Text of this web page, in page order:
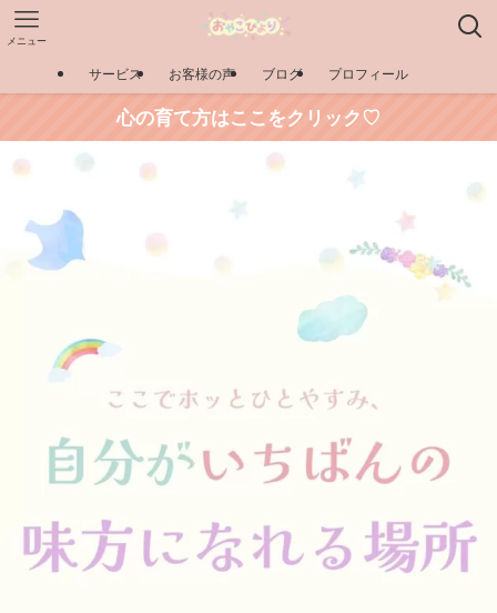
メニュー
サービス お客様の声 ブログ プロフィール
心の育て方はここをクリック♡